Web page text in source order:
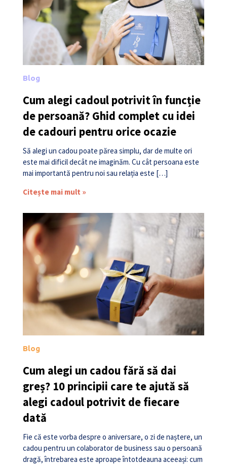
Blog
Cum alegi cadoul potrivit în funcție
de persoană? Ghid complet cu idei
de cadouri pentru orice ocazie
Să alegi un cadou poate părea simplu, dar de multe ori
este mai dificil decât ne imaginăm. Cu cât persoana este
mai importantă pentru noi sau relația este […]
Citește mai mult »
Blog
Cum alegi un cadou fără să dai
greș? 10 principii care te ajută să
alegi cadoul potrivit de fiecare
dată
Fie că este vorba despre o aniversare, o zi de naștere, un
cadou pentru un colaborator de business sau o persoană
dragă, întrebarea este aproape întotdeauna aceeași: cum